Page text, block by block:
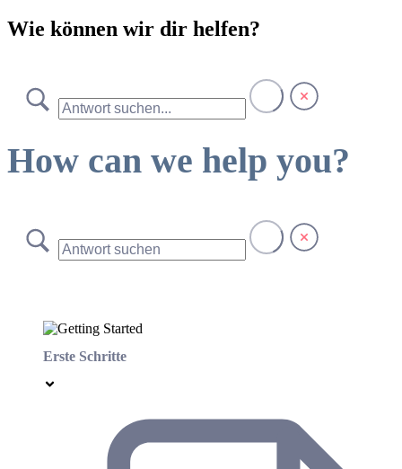
Wie können wir dir helfen?
How can we help you?
Erste Schritte